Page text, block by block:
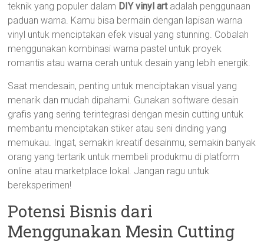
teknik yang populer dalam DIY vinyl artadalah penggunaan
paduan warna. Kamu bisa bermain dengan lapisan warna
vinyl untuk menciptakan efek visual yang stunning. Cobalah
menggunakan kombinasi warna pastel untuk proyek
romantis atau warna cerah untuk desain yang lebih energik.
Saat mendesain, penting untuk menciptakan visual yang
menarik dan mudah dipahami. Gunakan software desain
grafis yang sering terintegrasi dengan mesin cutting untuk
membantu menciptakan stiker atau seni dinding yang
memukau. Ingat, semakin kreatif desainmu, semakin banyak
orang yang tertarik untuk membeli produkmu di platform
online atau marketplace lokal. Jangan ragu untuk
bereksperimen!
Potensi Bisnis dari
Menggunakan Mesin Cutting